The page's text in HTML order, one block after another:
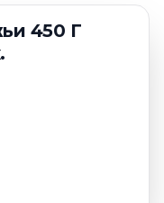
450 Г